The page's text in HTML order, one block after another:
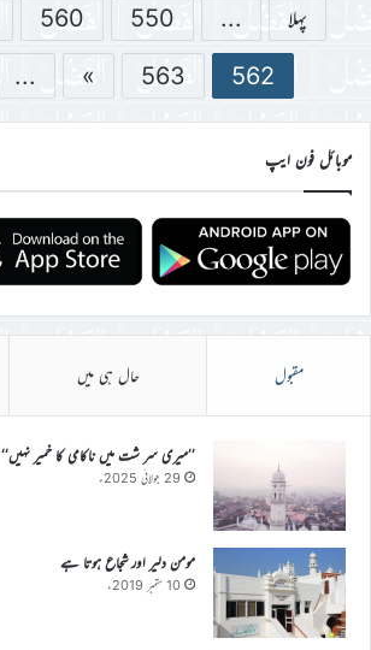
پہلا ...
550
560
562
563
»
...
موبائل فون ایپ
مقبول حال ہی میں
’’میری سر شت میں ناکامی کا خمیر نہیں‘‘
29 جولائی 2025ء
مومن دلیر اور شجاع ہوتا ہے
10 ستمبر 2019ء